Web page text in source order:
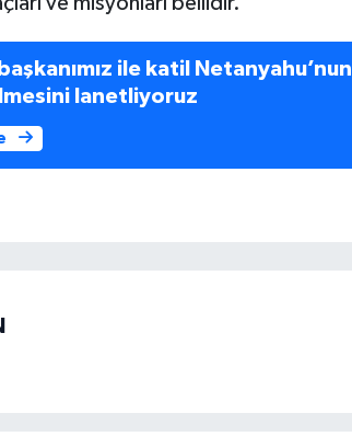
ile katil Netanyahu’nun
lanetliyoruz